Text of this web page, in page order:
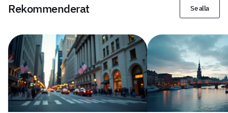
Rekommenderat Se alla